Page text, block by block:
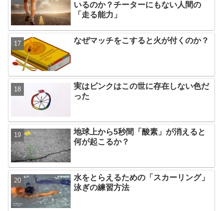
いるのか？チーターにもない人間の
「走る能力」
なぜマッチをこすると火が付くのか？
実はピンクはこの世に存在しない色だ
った
地球上から5秒間「酸素」が消えると
何が起こるか？
水をとらえるための「スカーリング」
泳ぎの練習方法